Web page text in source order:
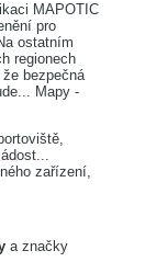
MAPOTIC
pro
ostatním
regionech
bezpečná
Mapy -
zařízení,
a značky